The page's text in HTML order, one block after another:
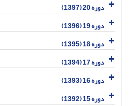
دوره 20 (1397)
دوره 19 (1396)
دوره 18 (1395)
دوره 17 (1394)
دوره 16 (1393)
دوره 15 (1392)